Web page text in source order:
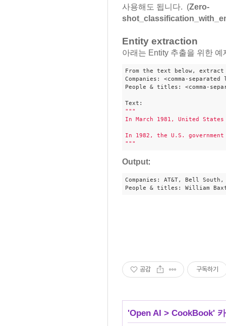
사용해도 됩니다. (Zero-
Entity extraction
아래는 Entity 추출을 위한
From the text below,
Companies: <comma-
People & titles: <comma-
"" "
In March 1981, United
In 1982, the U.S.
" ""
Output:
Companies: AT&T, Bell
People & titles: William
공감 구독하기
'Open AI > CookBook'